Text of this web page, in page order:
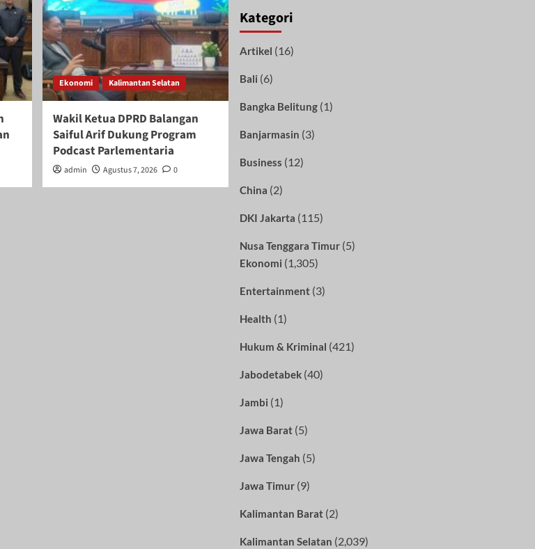
Ekonomi Kalimantan Selatan
Wakil Ketua DPRD Balangan
Saiful Arif Dukung Program
Podcast Parlementaria
admin Agustus 7, 2026 0
Kategori
Artikel (16)
Bali (6)
Bangka Belitung(1)
Banjarmasin (3)
Business (12)
China (2)
DKI Jakarta (115)
Nusa Tenggara Timur(5)
Ekonomi (1,305)
Entertainment(3)
Health (1)
Hukum & Kriminal (421)
Jabodetabek(40)
Jambi (1)
Jawa Barat(5)
Jawa Tengah (5)
Jawa Timur(9)
Kalimantan Barat(2)
Kalimantan Selatan (2,039)